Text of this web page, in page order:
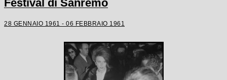
Festival di Sanremo
28 GENNAIO 1961 - 06 FEBBRAIO 1961